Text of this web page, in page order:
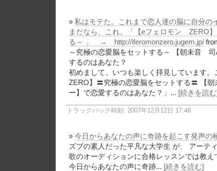
» 私はモテた。これまで恋人達の脳に自分の
まだなら、これ。「【eフェロモン ZERO
る～ 」 → http://iferomonzero.jugem.jp/
～究極の恋愛脳をセットする～ 【朝未音
するのはあなた？
初めまして、いつも楽しく拝見しています
ZERO】〓究極の恋愛脳をセットする〓 【
ー】で恋愛するのはあなた？」... [続きを読
トラックバック時刻: 2007年12月12日 17:48
» 今日からあなたの声に奇跡を起こす発声の
ズブの素人だった平凡な大学生 が、 アーテ
歌のオーディションに合格レッスンでは教
今日からあなたの声に奇跡... [続きを読む]